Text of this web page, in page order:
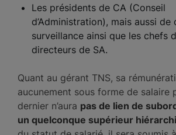
Les présidents de CA (Conseil
d’Administration), mais aussi de
surveillance ainsi que les chefs
directeurs de SA.
Quant au gérant TNS, sa
aucunement sous forme de salaire
dernier n’aura pas de lien de
un quelconque supérieur